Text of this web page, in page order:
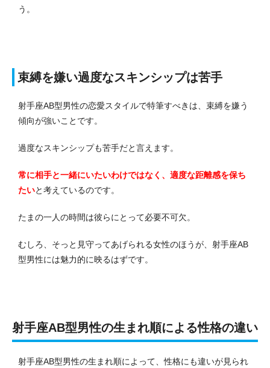
う。
束縛を嫌い過度なスキンシップは苦手
射手座AB型男性の恋愛スタイルで特筆すべきは、束縛を嫌う
傾向が強いことです。
過度なスキンシップも苦手だと言えます。
常に相手と一緒にいたいわけではなく、適度な距離感を保ち
たいと考えているのです。
たまの一人の時間は彼らにとって必要不可欠。
むしろ、そっと見守ってあげられる女性のほうが、射手座AB
型男性には魅力的に映るはずです。
射手座AB型男性の生まれ順による性格の違い
射手座AB型男性の生まれ順によって、性格にも違いが見られ